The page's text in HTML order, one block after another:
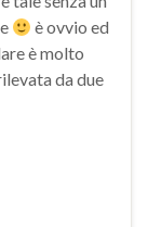
è ovvio ed
è molto
da due